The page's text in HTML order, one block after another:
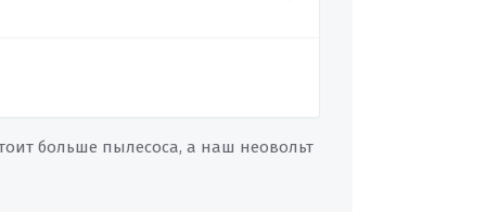
больше пылесоса, а наш неовольт